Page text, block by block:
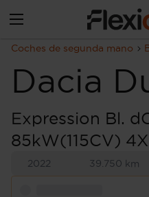
Coches de segunda mano
Dacia
Expression Bl.
85kW(115CV)
2022 39.750 km